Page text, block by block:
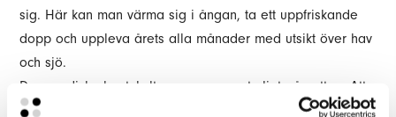
sig. Här kan man värma sig i ångan, ta ett uppfriskande
dopp och uppleva årets alla månader med utsikt över hav
och sjö.
Den nordiska bastukulturen passar naturligt på vatten. Att
erbjuda spaupplevelser nära naturen är också en